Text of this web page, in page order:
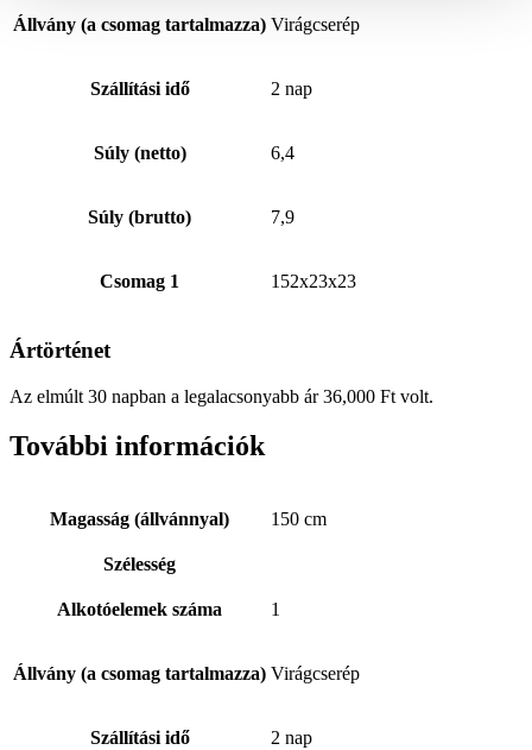
Állvány (a csomag tartalmazza) Virágcserép
Szállítási idő 2 nap
Súly (netto) 6,4
Súly (brutto) 7,9
Csomag 1 152x23x23
Ártörténet
Az elmúlt 30 napban a legalacsonyabb ár36,000 Ft volt.
További információk
Magasság (állvánnyal) 150 cm
Szélesség
Alkotóelemek száma 1
Állvány (a csomag tartalmazza) Virágcserép
Szállítási idő 2 nap